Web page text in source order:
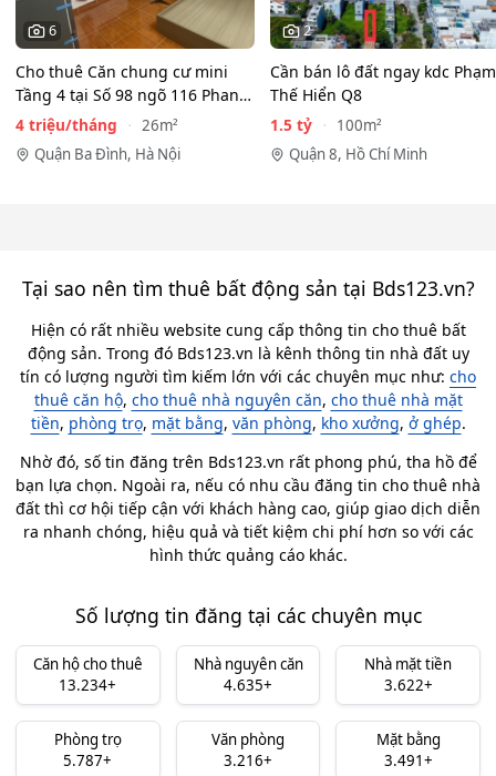
6
Cho thuê Căn chung cư mini
Tầng 4 tại Số 98 ngõ 116 Phan
Kế Bính, Cống Vị, Ba…
4 triệu/tháng
26m²
Quận Ba Đình, Hà Nội
2
Cần bán lô đất ngay kdc Phạm
Thế Hiển Q8
1.5 tỷ
100m²
Quận 8, Hồ Chí Minh
Tại sao nên tìm thuê bất động sản tại Bds123.vn?
Hiện có rất nhiều website cung cấp thông tin cho thuê bất
động sản. Trong đó Bds123.vn là kênh thông tin nhà đất uy
tín có lượng người tìm kiếm lớn với các chuyên mục như: cho
thuê căn hộ, cho thuê nhà nguyên căn, cho thuê nhà mặt
tiền, phòng trọ, mặt bằng, văn phòng, kho xưởng, ở ghép.
Nhờ đó, số tin đăng trên Bds123.vn rất phong phú, tha hồ để
bạn lựa chọn. Ngoài ra, nếu có nhu cầu đăng tin cho thuê nhà
đất thì cơ hội tiếp cận với khách hàng cao, giúp giao dịch diễn
ra nhanh chóng, hiệu quả và tiết kiệm chi phí hơn so với các
hình thức quảng cáo khác.
Số lượng tin đăng tại các chuyên mục
Căn hộ cho thuê
13.234+
Nhà nguyên căn
4.635+
Nhà mặt tiền
3.622+
Phòng trọ
5.787+
Văn phòng
3.216+
Mặt bằng
3.491+